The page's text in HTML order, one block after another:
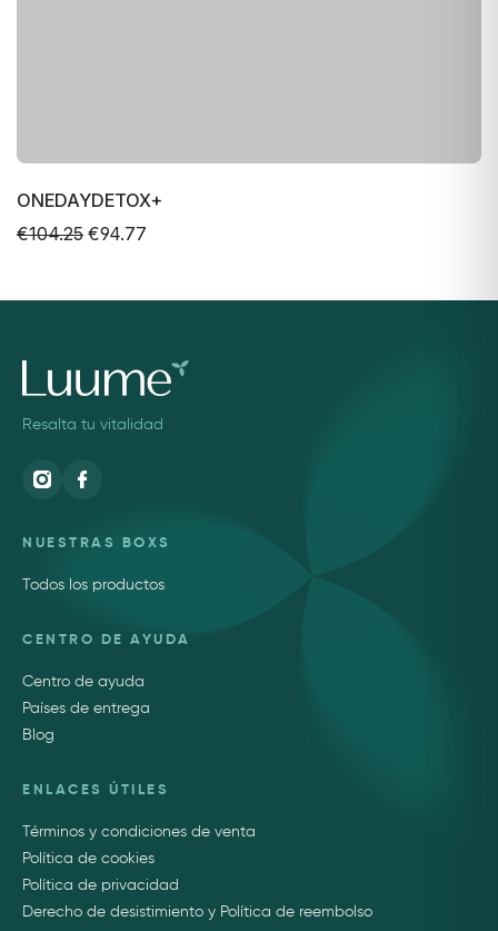
ONEDAYDETOX+
€104.25 €94.77
Resalta tu vitalidad
NUESTRAS BOXS
Todos los productos
CENTRO DE AYUDA
Centro de ayuda
Países de entrega
Blog
ENLACES ÚTILES
Términos y condiciones de venta
Política de cookies
Política de privacidad
Derecho de desistimiento y Política de reembolso